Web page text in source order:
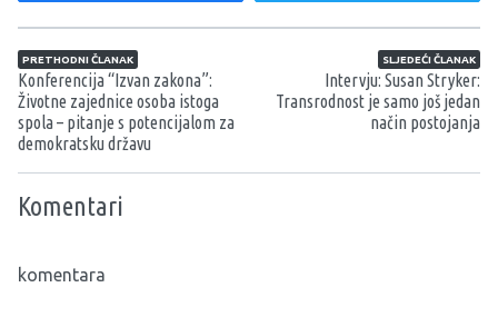
Navigacija članaka
PRETHODNI ČLANAK
Konferencija “Izvan zakona”:
Životne zajednice osoba istoga
spola – pitanje s potencijalom za
demokratsku državu
SLJEDEĆI ČLANAK
Intervju: Susan Stryker:
Transrodnost je samo još jedan
način postojanja
Komentari
komentara